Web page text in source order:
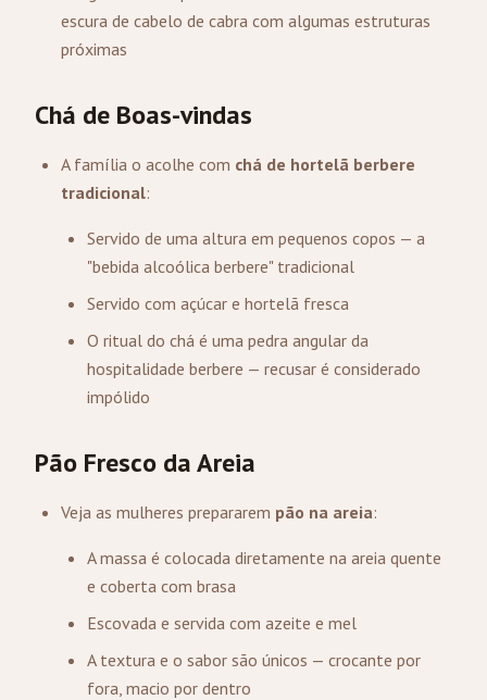
escura de cabelo de cabra com algumas estruturas
próximas
Chá de Boas-vindas
A família o acolhe com chá de hortelã berbere
tradicional:
Servido de uma altura em pequenos copos — a
"bebida alcoólica berbere" tradicional
Servido com açúcar e hortelã fresca
O ritual do chá é uma pedra angular da
hospitalidade berbere — recusar é considerado
impólido
Pão Fresco da Areia
Veja as mulheres prepararem pão na areia:
A massa é colocada diretamente na areia quente
e coberta com brasa
Escovada e servida com azeite e mel
A textura e o sabor são únicos — crocante por
fora, macio por dentro